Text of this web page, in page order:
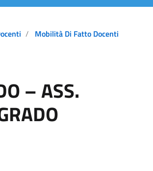
Mobilità Di Fatto Docenti
– ASS.